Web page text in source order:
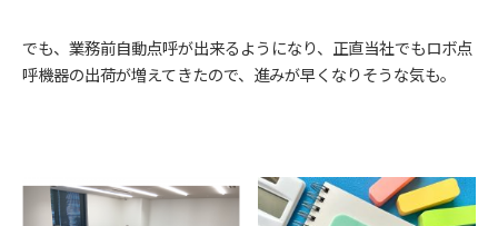
でも、業務前自動点呼が出来るようになり、正直当社でもロボ点
呼機器の出荷が増えてきたので、進みが早くなりそうな気も。